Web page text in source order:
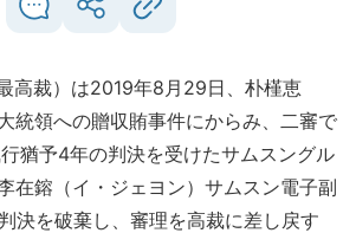
高裁）は2019年8月29日、朴槿恵
統領への贈収賄事件にからみ、二審で
猶予4年の判決を受けたサムスングル
在鎔（イ・ジェヨン）サムスン電子副
決を破棄し、審理を高裁に差し戻す